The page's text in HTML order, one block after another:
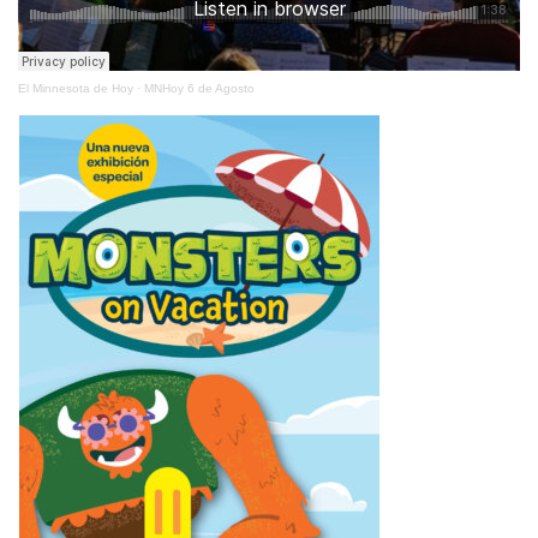
El Minnesota de Hoy · MNHoy 6 de Agosto